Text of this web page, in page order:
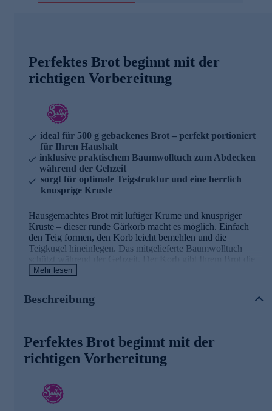
Perfektes Brot beginnt mit der
richtigen Vorbereitung
ideal für 500 g gebackenes Brot – perfekt portioniert
für Ihren Haushalt
inklusive praktischem Baumwolltuch zum Abdecken
während der Gehzeit
sorgt für optimale Teigstruktur und eine herrlich
knusprige Kruste
Hausgemachtes Brot mit luftiger Krume und knuspriger
Kruste – dieser runde Gärkorb macht es möglich. Einfach
den Teig formen, den Korb leicht bemehlen und die
Teigkugel hineinlegen. Das mitgelieferte Baumwolltuch
schützt während der Gehzeit. Der Korb gibt Ihrem Brot die
ideale Form und ermöglicht eine höhere Wassermenge im
Gusseisentopf oder auf dem Blech. Mit ca. 21 cm
genießen Sie den Duft von frisch gebackenem Brot.
Mehr lesen
Beschreibung
Perfektes Brot beginnt mit der
richtigen Vorbereitung